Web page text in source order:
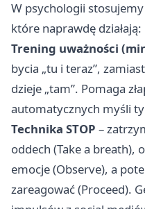
W psychologii
które naprawdę działają:
Trening uważności
bycia „tu i teraz”,
dzieje „tam”. Pomaga
automatycznych myśli
Technika STOP –
oddech (Take a breath),
emocje (Observe), a
zareagować (Proceed).